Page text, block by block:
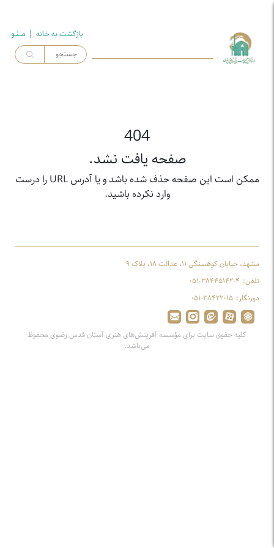
بازگشت به خـانه | مــنـو
404
صفحه یافت نشد.
ممکن است این صفحه حذف شده باشد و یا آدرس URL را درست
وارد نکرده باشید.
مشهد، خیابان کوهسنگی ۱۱، عدالت ۱۸، پلاک ۹
تلفن: ۰۵۱-۳۸۴۴۵۱۴۲-۴
دورنگار: ۰۵۱-۳۸۴۲۲۰۱۵
کلیه حقوق سایت برای مؤسسه آفرینش‌های هنری آستان قدس رضوی محفوظ
می‌باشد.